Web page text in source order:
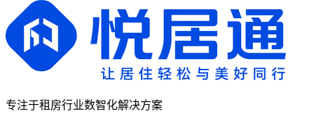
专注于租房行业数智化解决方案